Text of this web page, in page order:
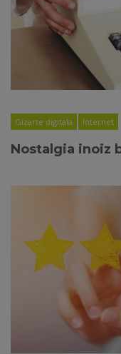
Gizarte digitala Internet
Nostalgia inoiz